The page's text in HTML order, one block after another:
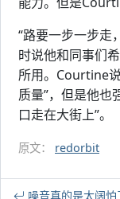
“路要一步一步走
时说他和同事们
所用。Courtine
质量”，但是他也
口走在大街上”。
原文： redorbit
噪音真的是太阔怕